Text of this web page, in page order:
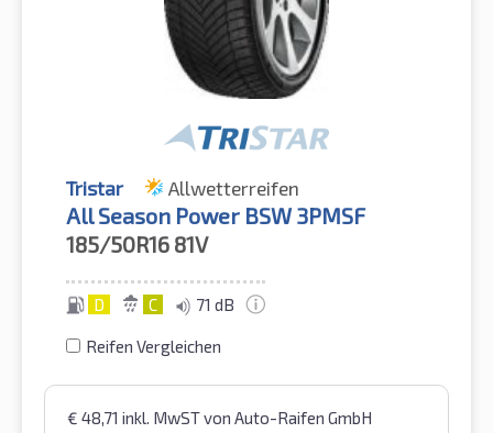
Tristar Allwetterreifen
All Season Power BSW 3PMSF
185/50R16 81V
D C 71 dB
Reifen Vergleichen
€ 48,71 inkl. MwSTvon Auto-Raifen GmbH